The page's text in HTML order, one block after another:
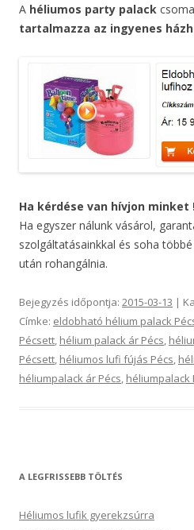
A héliumos party palack
tartalmazza az ingyenes
Ha kérdése van hívjon minket
Ha egyszer nálunk vásárol,
szolgáltatásainkkal és soha
után rohangálnia.
Bejegyzés időpontja: 2015-03-13 |
Címke: eldobható hélium palack
Pécsett, hélium palack ár Pécs,
Pécsett, héliumos lufi fújás Pécs,
héliumpalack ár Pécs, héliumpalack
A LEGFRISSEBB TÖLTÉS
Héliumos lufik gyerekzsúrra